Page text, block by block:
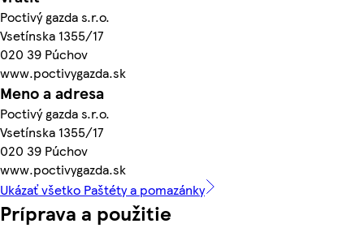
Poctivý gazda s.r.o.
Vsetínska 1355/17
020 39 Púchov
www.poctivygazda.sk
Meno a adresa
Poctivý gazda s.r.o.
Vsetínska 1355/17
020 39 Púchov
www.poctivygazda.sk
Ukázať všetko Paštéty a pomazánky
Príprava a použitie